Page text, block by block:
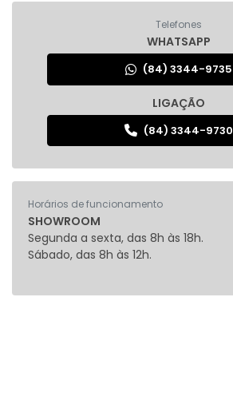
Telefones
WHATSAPP
(84) 3344-9735
LIGAÇÃO
(84) 3344-9730
Horários de funcionamento
SHOWROOM
Segunda a sexta, das 8h às 18h.
Sábado, das 8h às 12h.